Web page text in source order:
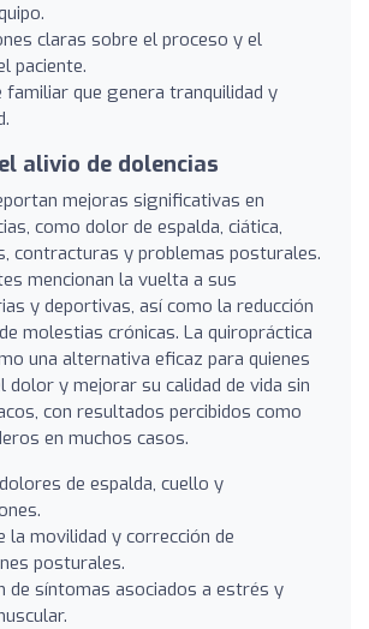
claras sobre el proceso y el
paciente.
familiar que genera tranquilidad y
alivio de dolencias
mejoras significativas en
como dolor de espalda, ciática,
contracturas y problemas posturales.
mencionan la vuelta a sus
y deportivas, así como la reducción
molestias crónicas. La quiropráctica
una alternativa eficaz para quienes
dolor y mejorar su calidad de vida sin
con resultados percibidos como
en muchos casos.
de espalda, cuello y
la movilidad y corrección de
posturales.
de síntomas asociados a estrés y